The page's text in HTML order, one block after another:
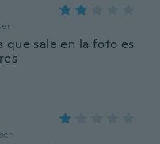
que sale en la foto es